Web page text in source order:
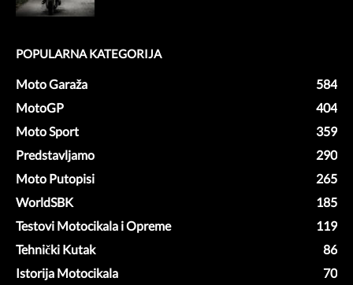
POPULARNA KATEGORIJA
Moto Garaža
584
MotoGP
404
Moto Sport
359
Predstavljamo
290
Moto Putopisi
265
WorldSBK
185
Testovi Motocikala i Opreme
119
Tehnički Kutak
86
Istorija Motocikala
70